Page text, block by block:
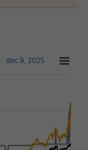
dec 9, 2025